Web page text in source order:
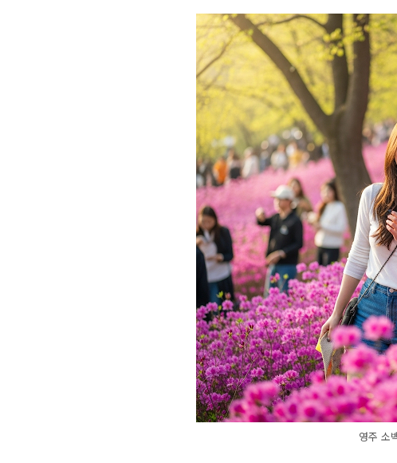
영주 소